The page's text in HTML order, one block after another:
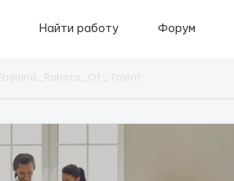
Найти работу Форум